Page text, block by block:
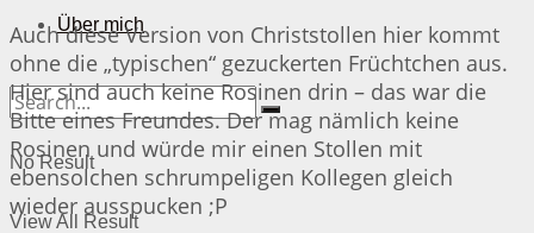
Über mich
No Result
View All Result
Auch diese Version von Christstollen hier kommt
ohne die „typischen“ gezuckerten Früchtchen aus.
Hier sind auch keine Rosinen drin – das war die
Bitte eines Freundes. Der mag nämlich keine
Rosinen und würde mir einen Stollen mit
ebensolchen schrumpeligen Kollegen gleich
wieder ausspucken ;P